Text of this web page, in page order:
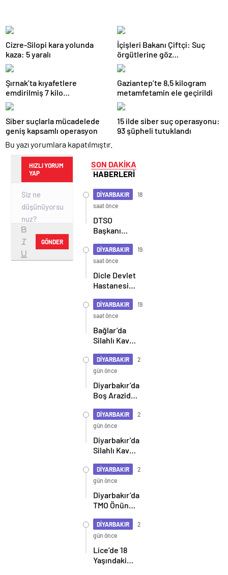
Cizre-Silopi kara yolunda
kaza: 5 yaralı
İçişleri Bakanı Çiftçi: Suç
örgütlerine göz
açtırmayacağız
Şırnak’ta kıyafetlere
emdirilmiş 7 kilo
metamfetamin ele geçirildi
Gaziantep’te 8,5 kilogram
metamfetamin ele geçirildi
Siber suçlarla mücadelede
geniş kapsamlı operasyon
15 ilde siber suç operasyonu:
93 şüpheli tutuklandı
Bu yazı yorumlara kapatılmıştır.
HIZLI YORUM
YAP
GÖNDER
SON DAKİKA
HABERLERİ
DİYARBAKIR
18
saat önce
DTSO
Başkanı
yıllık
çatışma
bitiyor,
şimdi
demokratikleşme
ve kalkınma
zamanı
DİYARBAKIR
19
saat önce
Dicle Devlet
Hastanesi
Başladı:
İlçede Sağlık
Hizmetlerinde
Yeni Dönem
DİYARBAKIR
19
saat önce
Bağlar’da
Silahlı Kavga
Sonrası
Operasyon:
4 Ruhsatsız
Tabanca Ele
Geçirildi, 2
Kişi
Tutuklandı
DİYARBAKIR
2
gün önce
Diyarbakır’da
Boş Arazide
Gencin
Cansız
Bedeni
Bulundu
DİYARBAKIR
2
gün önce
Diyarbakır’da
Silahlı Kavga
DİYARBAKIR
2
gün önce
Diyarbakır’da
TMO Önünde
“Haftaya
Gel” Cevabı
Tepki Çekti
DİYARBAKIR
2
gün önce
Lice’de 18
Yaşındaki